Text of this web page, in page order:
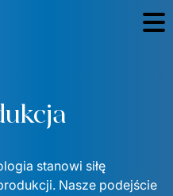
stanowi siłę
Nasze podejście